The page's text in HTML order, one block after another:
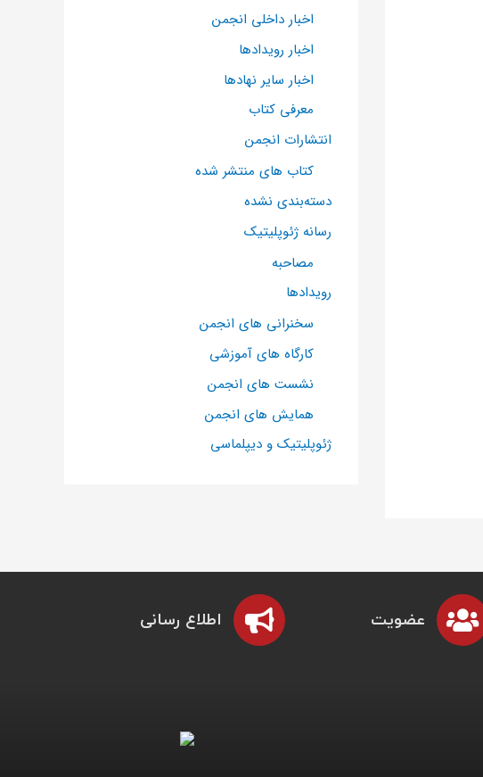
اخبار داخلی انجمن
اخبار رویدادها
اخبار سایر نهادها
معرفی کتاب
انتشارات انجمن
کتاب های منتشر شده
دسته‌بندی نشده
رسانه ژئوپلیتیک
مصاحبه
رویدادها
سخنرانی های انجمن
کارگاه های آموزشی
نشست های انجمن
همایش های انجمن
ژئوپلیتیک و دیپلماسی
عضویت اطلاع رسانی